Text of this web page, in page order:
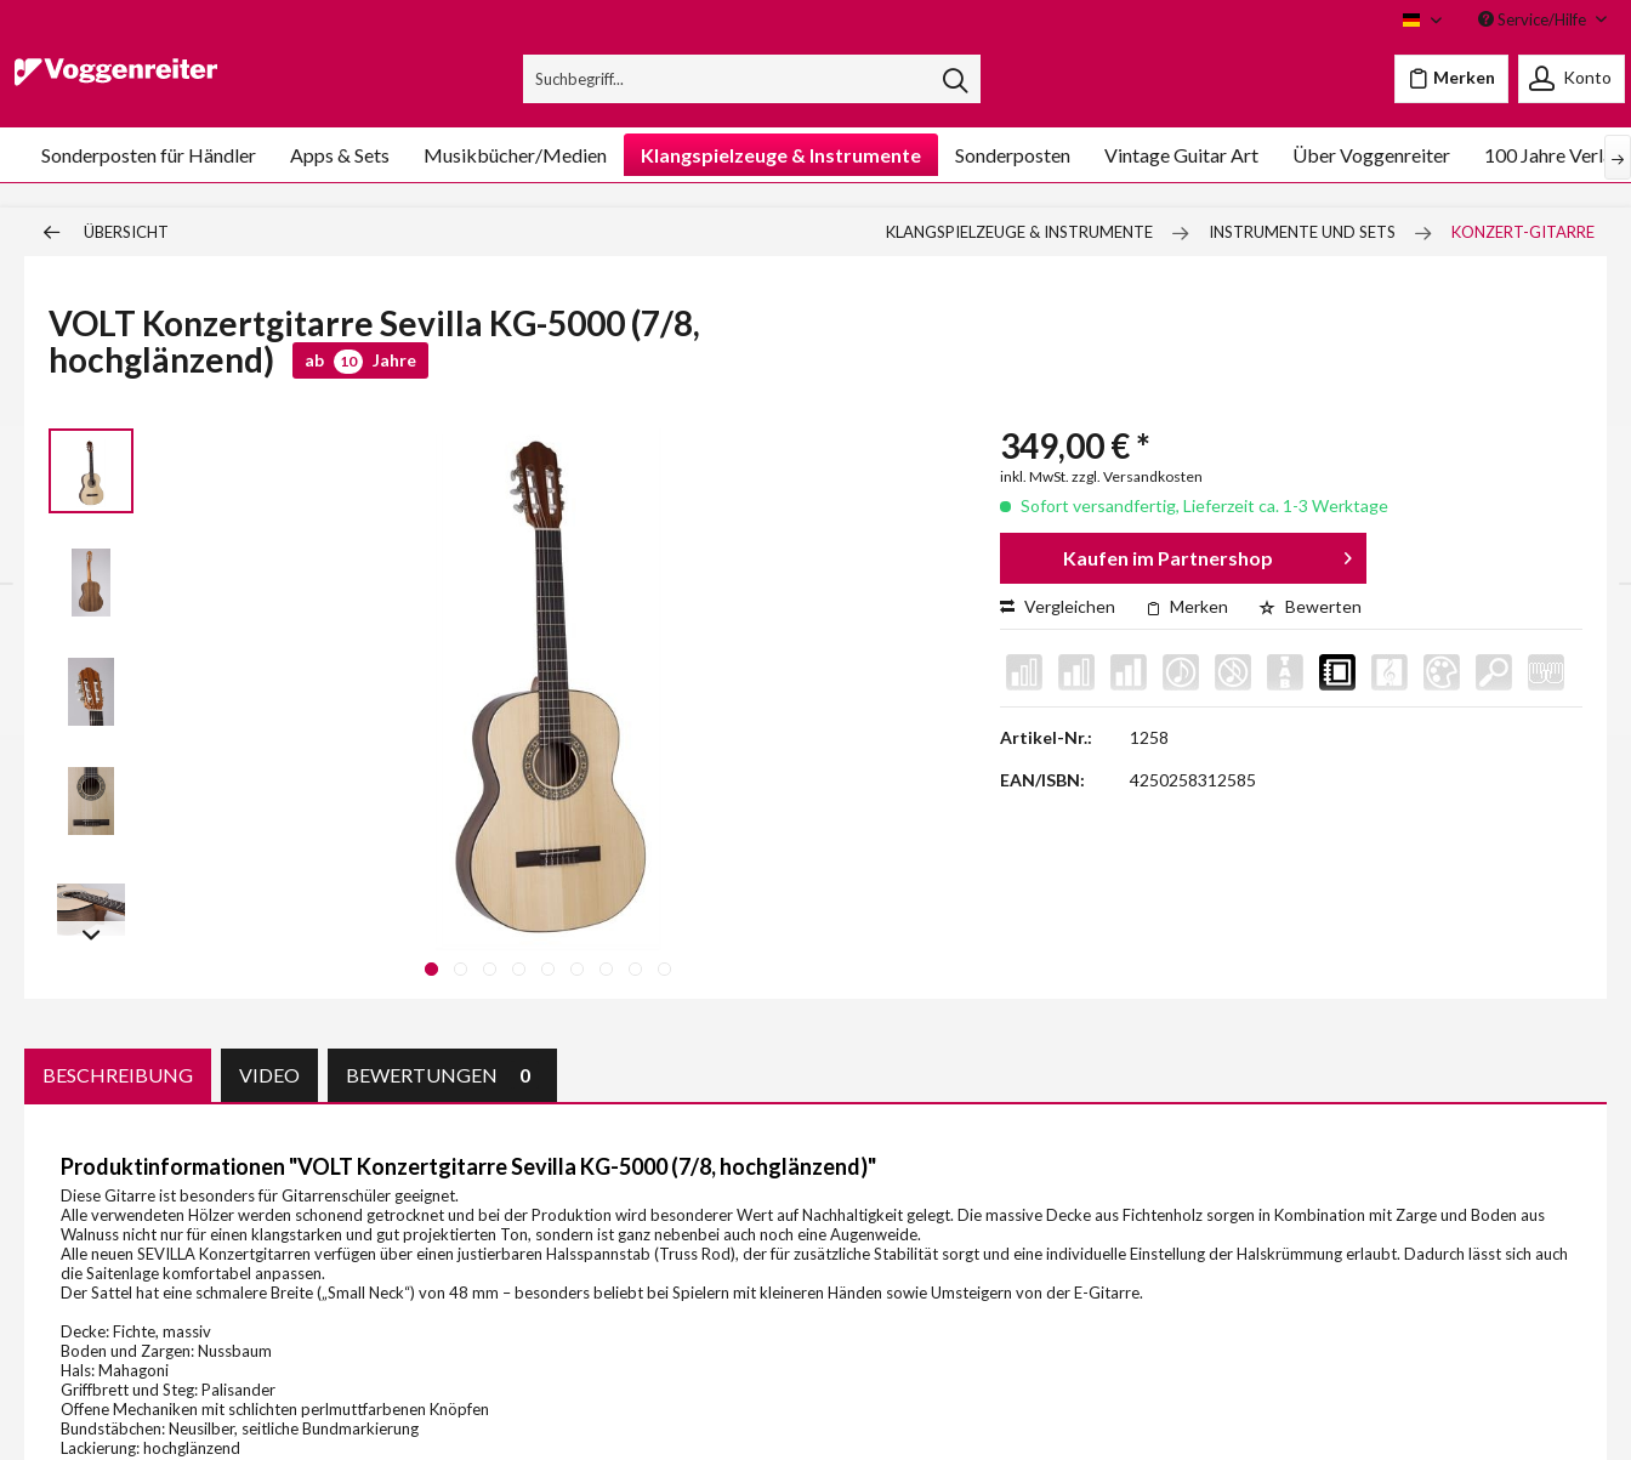
VoggenreiterService/Hilfe
Merken Konto
Sonderposten für Händler Apps & Sets Musikbücher/Medien Klangspielzeuge & Instrumente Sonderposten Vintage Guitar Art Über Voggenreiter 100 Jahre
ÜBERSICHT KLANGSPIELZEUGE & INSTRUMENTE INSTRUMENTE UND SETS KONZERT-GITARRE
VOLT Konzertgitarre Sevilla KG-5000 (7/8,
hochglänzend)
ab 10 Jahre
349,00 € *
inkl. MwSt. zzgl. Versandkosten
Sofort versandfertig, Lieferzeit ca. 1-3 Werktage
Kaufen im Partnershop
Vergleichen Merken Bewerten
Artikel-Nr.: 1258
EAN/ISBN: 4250258312585
BESCHREIBUNG VIDEO BEWERTUNGEN 0
Produktinformationen "VOLT Konzertgitarre Sevilla KG-5000 (7/8, hochglänzend)"
Diese Gitarre ist besonders für Gitarrenschüler geeignet.
Alle verwendeten Hölzer werden schonend getrocknet und bei der Produktion wird besonderer Wert auf Nachhaltigkeit gelegt. Die massive Decke aus Fichtenholz sorgen in Kombination mit Zarge und Boden aus
Walnuss nicht nur für einen klangstarken und gut projektierten Ton, sondern ist ganz nebenbei auch noch eine Augenweide.
Alle neuen SEVILLA Konzertgitarren verfügen über einen justierbaren Halsspannstab (Truss Rod), der für zusätzliche Stabilität sorgt und eine individuelle Einstellung der Halskrümmung erlaubt. Dadurch lässt sich auch
die Saitenlage komfortabel anpassen.
Der Sattel hat eine schmalere Breite („Small Neck“) von 48 mm – besonders beliebt bei Spielern mit kleineren Händen sowie Umsteigern von der E-Gitarre.
Decke: Fichte, massiv
Boden und Zargen: Nussbaum
Hals: Mahagoni
Griffbrett und Steg: Palisander
Offene Mechaniken mit schlichten perlmuttfarbenen Knöpfen
Bundstäbchen: Neusilber, seitliche Bundmarkierung
Lackierung: hochglänzend